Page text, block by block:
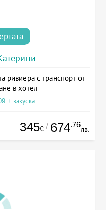
ривиера с транспорт от
в хотел
+ закуска
345€ / 674.76
лв.